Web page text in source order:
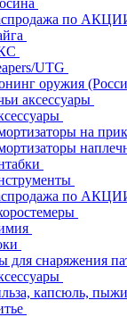
по
UTG
оружия
аксессуары
на
по
для снаряжения
капсюль,